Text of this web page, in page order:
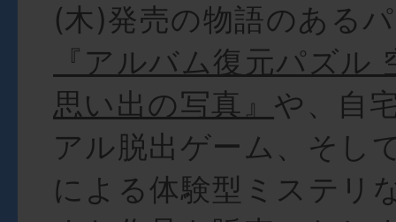
(木)発売の物語のある
『アルバム復元パズル
思い出の写真』 や、自
アル脱出ゲーム、そし
による体験型ミステリ